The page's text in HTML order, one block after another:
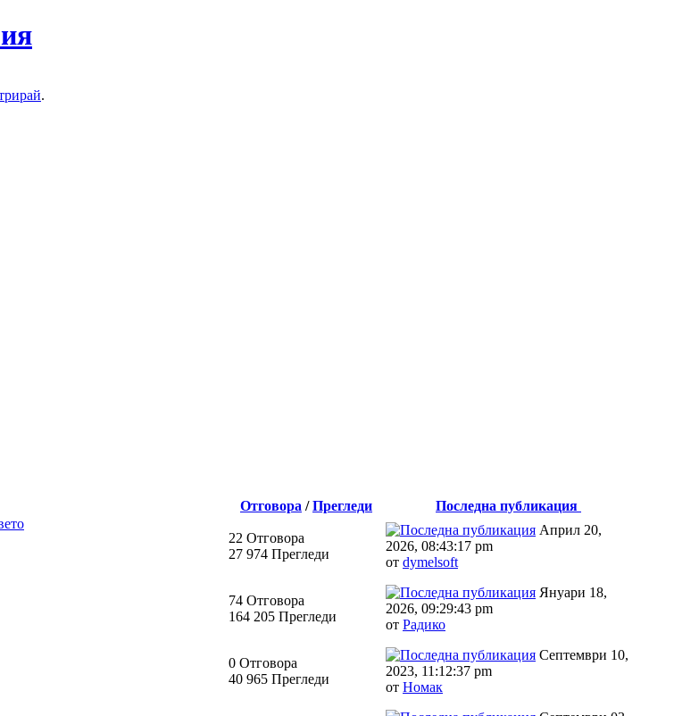
.
Отговора /Прегледи
Последна публикация
22 Отговора
27 974 Прегледи
Април 20,
2026, 08:43:17 pm
от dymelsoft
74 Отговора
164 205 Прегледи
Януари 18,
2026, 09:29:43 pm
от Радико
0 Отговора
40 965 Прегледи
Септември 10,
2023, 11:12:37 pm
от Номак